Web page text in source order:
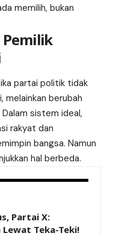
memilih, bukan
partai politik tidak
melainkan berubah
sistem ideal,
rakyat dan
bangsa. Namun
hal berbeda.
Partai X:
Teka-Teki!